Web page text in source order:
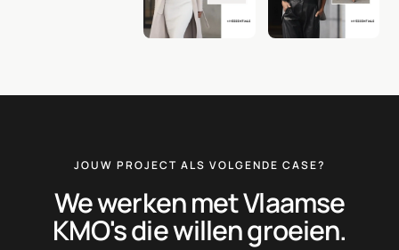
JOUW PROJECT ALS VOLGENDE CASE?
We werken met Vlaamse
KMO's die willen groeien.